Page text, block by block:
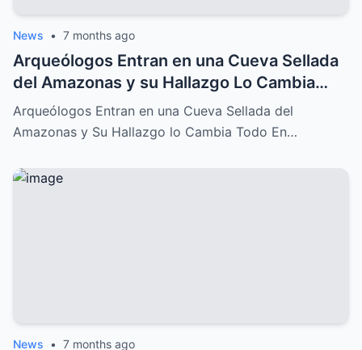
News • 7 months ago
Arqueólogos Entran en una Cueva Sellada
del Amazonas y su Hallazgo Lo Cambia
Todo
Arqueólogos Entran en una Cueva Sellada del
Amazonas y Su Hallazgo lo Cambia Todo En…
News • 7 months ago